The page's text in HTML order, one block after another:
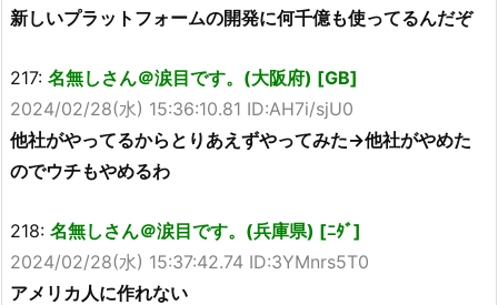
新しいプラットフォームの開発に何千億も使ってるんだぞ
217: 名無しさん＠涙目です。(大阪府) [GB]
2024/02/28(水) 15:36:10.81 ID:AH7i/sjU0
他社がやってるからとりあえずやってみた→他社がやめた
のでウチもやめるわ
218: 名無しさん＠涙目です。(兵庫県) [ﾆﾀﾞ]
2024/02/28(水) 15:37:42.74 ID:3YMnrs5T0
アメリカ人に作れない